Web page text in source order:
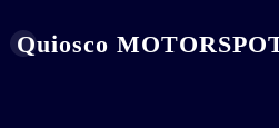
Quiosco